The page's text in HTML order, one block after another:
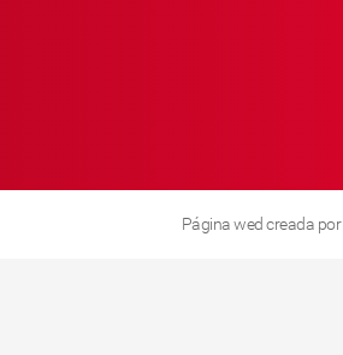
Página wed creada por